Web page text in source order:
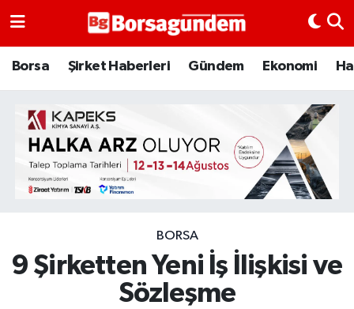
Borsa Şirket Haberleri Gündem Ekonomi
BORSA
9 Şirketten Yeni İş İlişkisi ve
Sözleşme
Borsa
Emtia
Galeri
Bitcoin
Şirket Haberleri